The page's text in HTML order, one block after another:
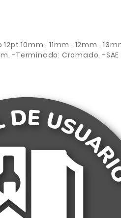
10mm , 11mm , 12mm ,
-Terminado: Cromado. -